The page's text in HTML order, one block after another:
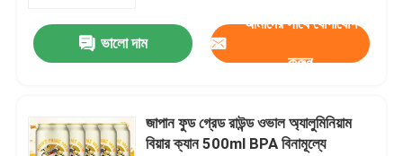
কারখানা ভ্রমণ
মান নিয়ন্ত্রণ
ভালো দাম
আমাদের সাথে যোগাযোগ
করুন
জাপান ফুড গ্রেড রাউন্ড ওভাল অ্যালুমিনিয়াম
বিয়ার ক্যান 500ml BPA বিনামূল্যে